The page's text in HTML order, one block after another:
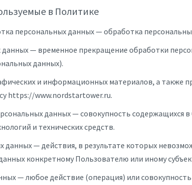
в Политике
персональных данных — обработка
— временное прекращение обработки
данных).
и информационных материалов, а также
https://www.nordstartower.ru.
данных — совокупность содержащихся
и технических средств.
данных — действия, в результате которых
конкретному Пользователю или иному
— любое действие (операция) или